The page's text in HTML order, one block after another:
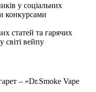
у соціальних
конкурсами
статей та гарячих
світі вейпу
– «Dr.Smoke Vape